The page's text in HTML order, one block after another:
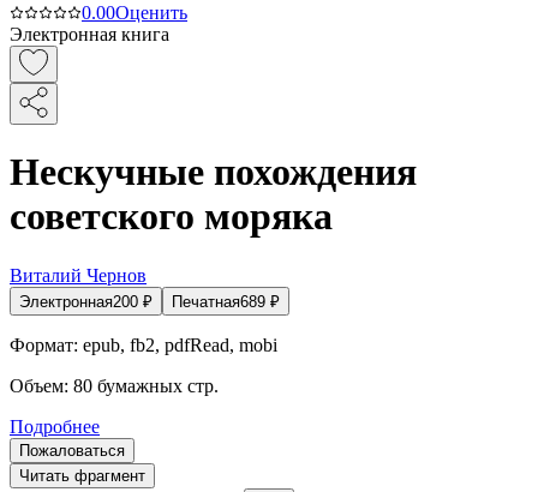
0.00Оценить
Электронная книга
Нескучные похождения
советского моряка
Виталий Чернов
Электронная200 ₽ Печатная689 ₽
Формат: epub, fb2, pdfRead, mobi
Объем: 80 бумажных стр.
Подробнее
Пожаловаться
Читать фрагмент